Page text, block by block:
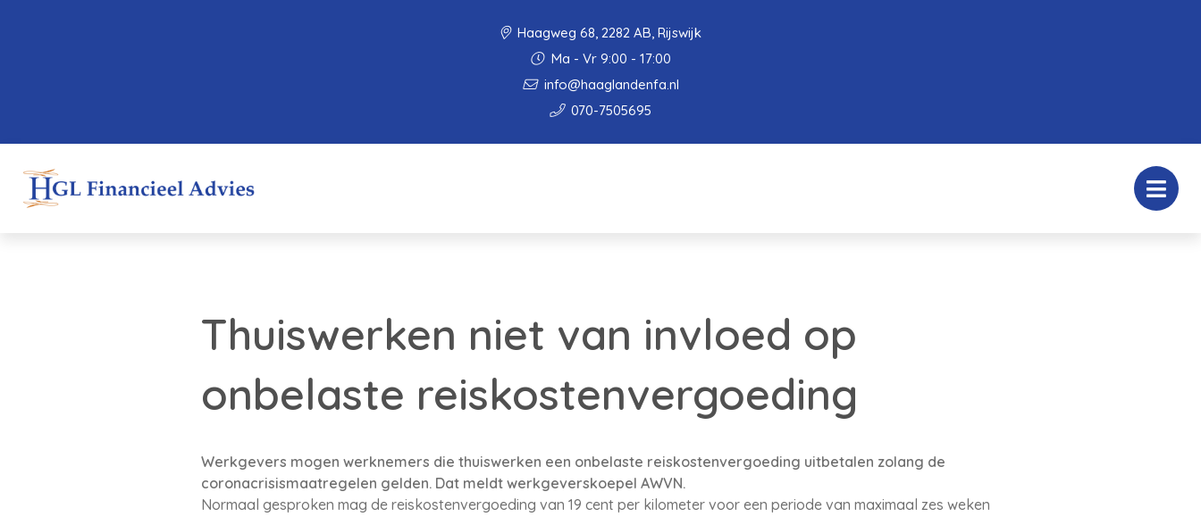
Haagweg 68, 2282 AB, Rijswijk
Ma - Vr 9:00 - 17:00
info@haaglandenfa.nl
070-7505695
Thuiswerken niet van invloed op
onbelaste reiskostenvergoeding
Werkgevers mogen werknemers die thuiswerken een onbelaste reiskostenvergoeding uitbetalen zolang de
coronacrisismaatregelen gelden. Dat meldt werkgeverskoepel AWVN.
Normaal gesproken mag de reiskostenvergoeding van 19 cent per kilometer voor een periode van maximaal zes weken